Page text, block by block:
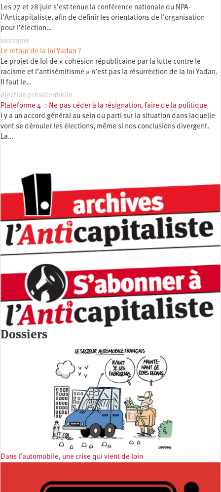
Les 27 et 28 juin s’est tenue la conférence nationale du NPA-
l’Anticapitaliste, afin de définir les orientations de l’organisation
pour l’élection…
sionisme
Le retour de la loi Yadan ?
Le projet de loi de « cohésion républicaine par la lutte contre le
racisme et l’antisémitisme » n’est pas la résurrection de la loi Yadan.
Il faut le…
élection présidentielle
Plateforme 4 : Ne pas céder à la résignation, faire de la politique
l y a un accord général au sein du parti sur la situation dans laquelle
vont se dérouler les élections, même si nos conclusions divergent.
La…
Dossiers
Dans l’automobile, une crise qui vient de loin